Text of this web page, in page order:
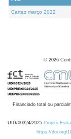
Cartaz março 2022
© 2026
Financiado total ou
UID/00324/2025 Projeto
https://doi.org/